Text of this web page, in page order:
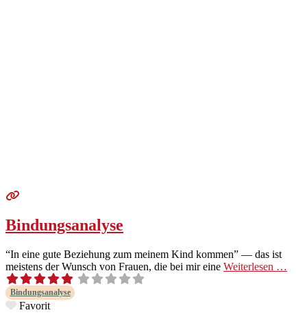
Bindungsanalyse
“In eine gute Beziehung zum meinem Kind kom­men” — das ist
meis­tens der Wun­sch von Frauen, die bei mir eine Weit­er­lesen …
Bindungs­analyse
Favorit